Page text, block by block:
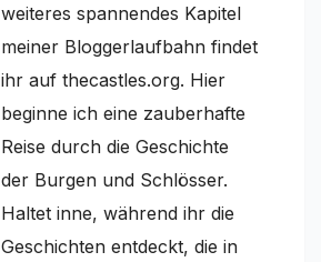
weiteres spannendes Kapitel
meiner Bloggerlaufbahn findet
ihr auf thecastles.org. Hier
beginne ich eine zauberhafte
Reise durch die Geschichte
der Burgen und Schlösser.
Haltet inne, während ihr die
Geschichten entdeckt, die in